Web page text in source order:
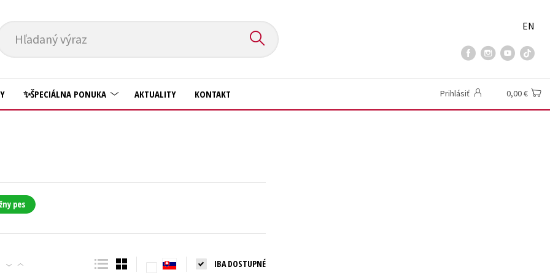
Hľadaný výraz
EN
Kuchárske knihy
New Adult
Obchod a ekonómia
Prírodné vedy
✨ŠPECIÁLNA PONUKA AKTUALITY KONTAKT Prihlásiť 0,00 €
pes
IBA DOSTUPNÉ